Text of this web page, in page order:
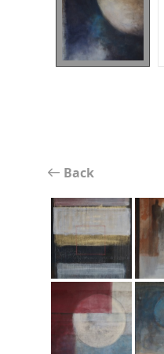
Back